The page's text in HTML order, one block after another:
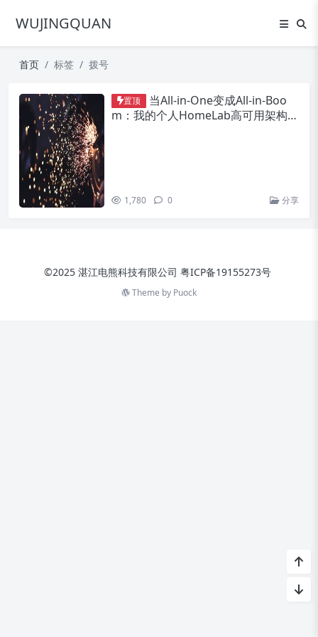
WUJINGQUAN
首页 标签 拨号
置顶
当All-in-One变成All-in-Boo
m：我的个人HomeLab高可用架构改
1,780 0 分享
©2025 湛江电熊科技有限公司 粤ICP备19155273号
Theme by Puock